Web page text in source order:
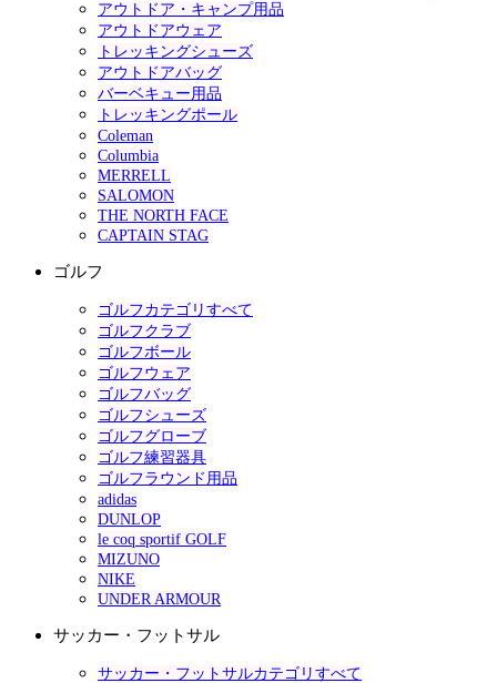
アウトドア・キャンプ用品
アウトドアウェア
トレッキングシューズ
アウトドアバッグ
バーベキュー用品
トレッキングポール
Coleman
Columbia
MERRELL
SALOMON
THE NORTH FACE
CAPTAIN STAG
ゴルフ
ゴルフカテゴリすべて
ゴルフクラブ
ゴルフボール
ゴルフウェア
ゴルフバッグ
ゴルフシューズ
ゴルフグローブ
ゴルフ練習器具
ゴルフラウンド用品
adidas
DUNLOP
le coq sportif GOLF
MIZUNO
NIKE
UNDER ARMOUR
サッカー・フットサル
サッカー・フットサルカテゴリすべて